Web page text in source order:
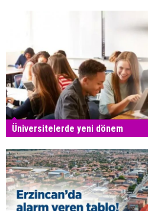
Üniversitelerde yeni dönem